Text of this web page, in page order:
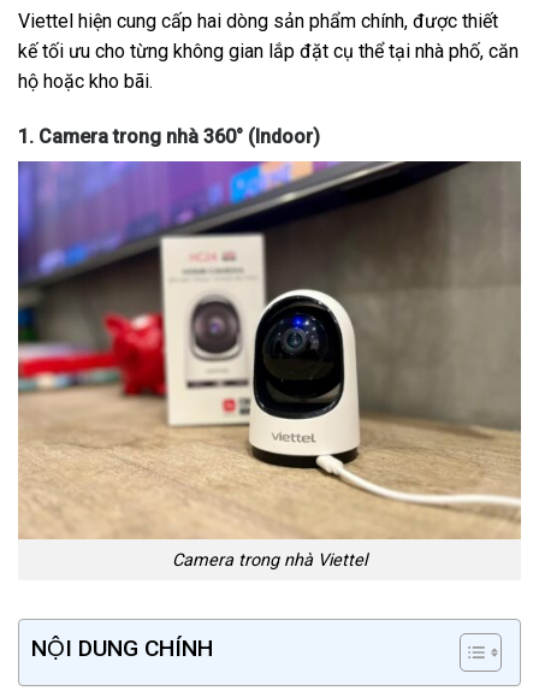
Viettel hiện cung cấp hai dòng sản phẩm chính, được thiết
kế tối ưu cho từng không gian lắp đặt cụ thể tại nhà phố, căn
hộ hoặc kho bãi.
1. Camera trong nhà 360° (Indoor)
Camera trong nhà Viettel
NỘI DUNG CHÍNH